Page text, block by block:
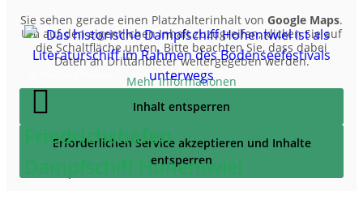
Sie sehen gerade einen Platzhalterinhalt von Google Maps.
Um auf den eigentlichen Inhalt zuzugreifen, klicken Sie auf
die Schaltfläche unten. Bitte beachten Sie, dass dabei
Daten an Drittanbieter weitergegeben werden.
Mehr Informationen
Inhalt entsperren
Erforderlichen Service akzeptieren und Inhalte
entsperren
Friedrichshafen
Dampfschiff Hohentwiel